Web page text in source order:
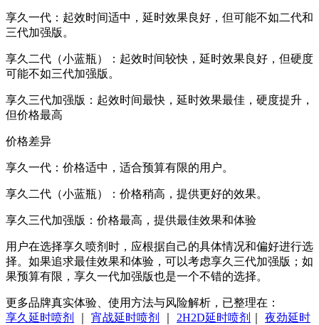
享久一代：起效时间适中，延时效果良好，但可能不如二代和
三代加强版。
享久二代（小蓝瓶）：起效时间较快，延时效果良好，但硬度
可能不如三代加强版。
享久三代加强版：起效时间最快，延时效果最佳，硬度提升，
但价格最高
价格差异
享久一代：价格适中，适合预算有限的用户。
享久二代（小蓝瓶）：价格稍高，提供更好的效果。
享久三代加强版：价格最高，提供最佳效果和体验
用户在选择享久喷剂时，应根据自己的具体情况和偏好进行选
择。如果追求最佳效果和体验，可以考虑享久三代加强版；如
果预算有限，享久一代加强版也是一个不错的选择。
更多品牌真实体验、使用方法与风险解析，已整理在：
享久延时喷剂
宵战延时喷剂 2H2D延时喷剂
夜劲延时